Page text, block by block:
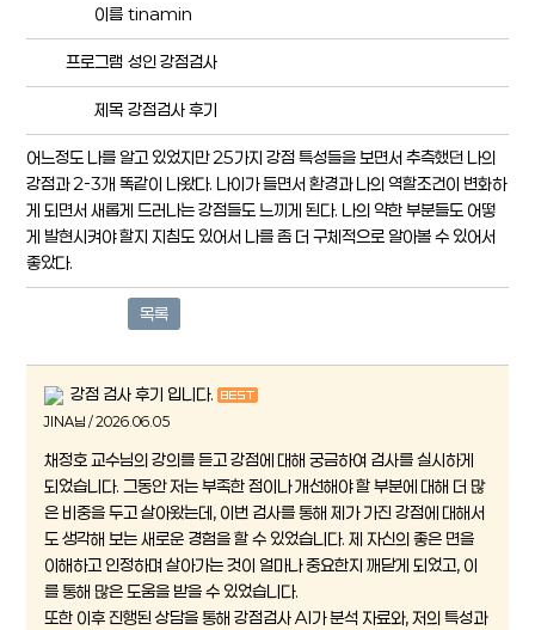
이름 tinamin
프로그램 성인 강점검사
제목 강점검사 후기
어느정도 나를 알고 있었지만 25가지 강점 특성들을 보면서 추측했던 나의
강점과 2-3개 똑같이 나왔다. 나이가 들면서 환경과 나의 역할조건이 변화하
게 되면서 새롭게 드러나는 강점들도 느끼게 된다. 나의 약한 부분들도 어떻
게 발현시켜야 할지 지침도 있어서 나를 좀 더 구체적으로 알아볼 수 있어서
좋았다.
목록
강점 검사 후기 입니다.
JINA님 / 2026.06.05
채정호 교수님의 강의를 듣고 강점에 대해 궁금하여 검사를 실시하게
되었습니다. 그동안 저는 부족한 점이나 개선해야 할 부분에 대해 더 많
은 비중을 두고 살아왔는데, 이번 검사를 통해 제가 가진 강점에 대해서
도 생각해 보는 새로운 경험을 할 수 있었습니다. 제 자신의 좋은 면을
이해하고 인정하며 살아가는 것이 얼마나 중요한지 깨닫게 되었고, 이
를 통해 많은 도움을 받을 수 있었습니다.
또한 이후 진행된 상담을 통해 강점검사 AI가 분석 자료와, 저의 특성과